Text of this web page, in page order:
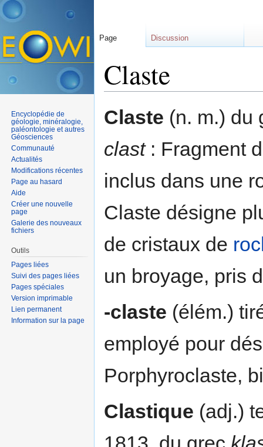
Claste
Claste (n. m.) du
clast: Fragment
inclus dans une
Claste désigne
de cristaux de
un broyage, pris
-claste (élém.)
employé pour
Porphyroclaste,
Clastique (adj.)
Page Discussion
Encyclopédie de
géologie, minéralogie,
paléontologie et autres
Géosciences
Communauté
Actualités
Modifications récentes
Page au hasard
Aide
Créer une nouvelle
page
Galerie des nouveaux
fichiers
Outils
Pages liées
Suivi des pages liées
Pages spéciales
Version imprimable
Lien permanent
Information sur la page